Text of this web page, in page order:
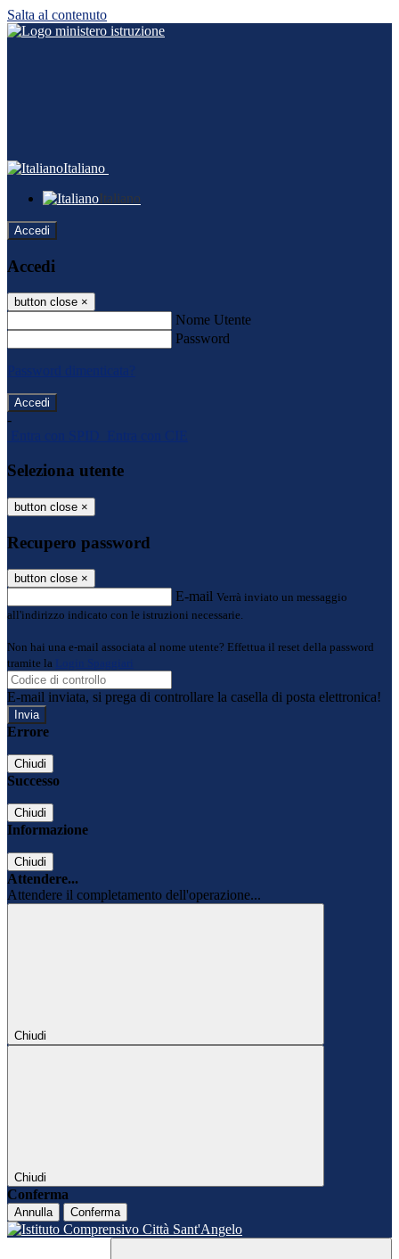
Salta al contenuto
Italiano
Italiano
Accedi
Accedi
button close ×
Nome Utente
Password
Password dimenticata?
-
Entra con SPID
Entra con CIE
Seleziona utente
button close ×
Recupero password
button close ×
E-mail Verrà inviato un messaggio
all'indirizzo indicato con le istruzioni necessarie.
Non hai una e-mail associata al nome utente? Effettua il reset della password
tramite la
Login Spaggiari
E-mail inviata, si prega di controllare la casella di posta elettronica!
Errore
Chiudi
Successo
Chiudi
Informazione
Chiudi
Attendere...
Attendere il completamento dell'operazione...
Chiudi
Chiudi
Conferma
Annulla Conferma